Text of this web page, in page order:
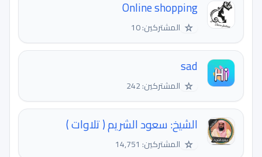
Online shopping
☆ المشتركين: 10
sad
☆ المشتركين: 242
الشيخ: سعود الشريم ( تلاوات )
☆ المشتركين: 14,751